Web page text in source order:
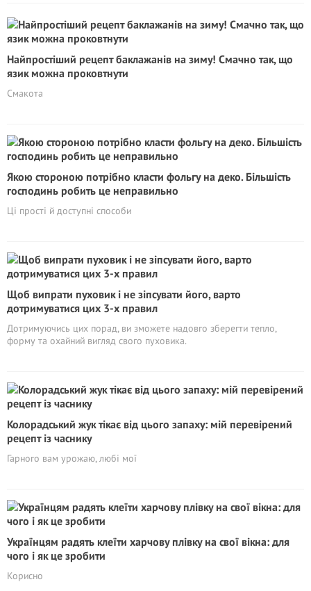
Найпростіший рецепт баклажанів на зиму! Смачно так, що
язик можна проковтнути
Смакота
Якою стороною потрібно класти фольгу на деко. Більшість
господинь робить це неправильно
Ці прості й доступні способи
Щоб випрати пуховик і не зіпсувати його, варто
дотримуватися цих 3-х правил
Дотримуючись цих порад, ви зможете надовго зберегти тепло,
форму та охайний вигляд свого пуховика.
Колорадський жук тікає від цього запаху: мій перевірений
рецепт із часнику
Гарного вам урожаю, любі мої
Українцям радять клеїти харчову плівку на свої вікна: для
чого і як це зробити
Корисно